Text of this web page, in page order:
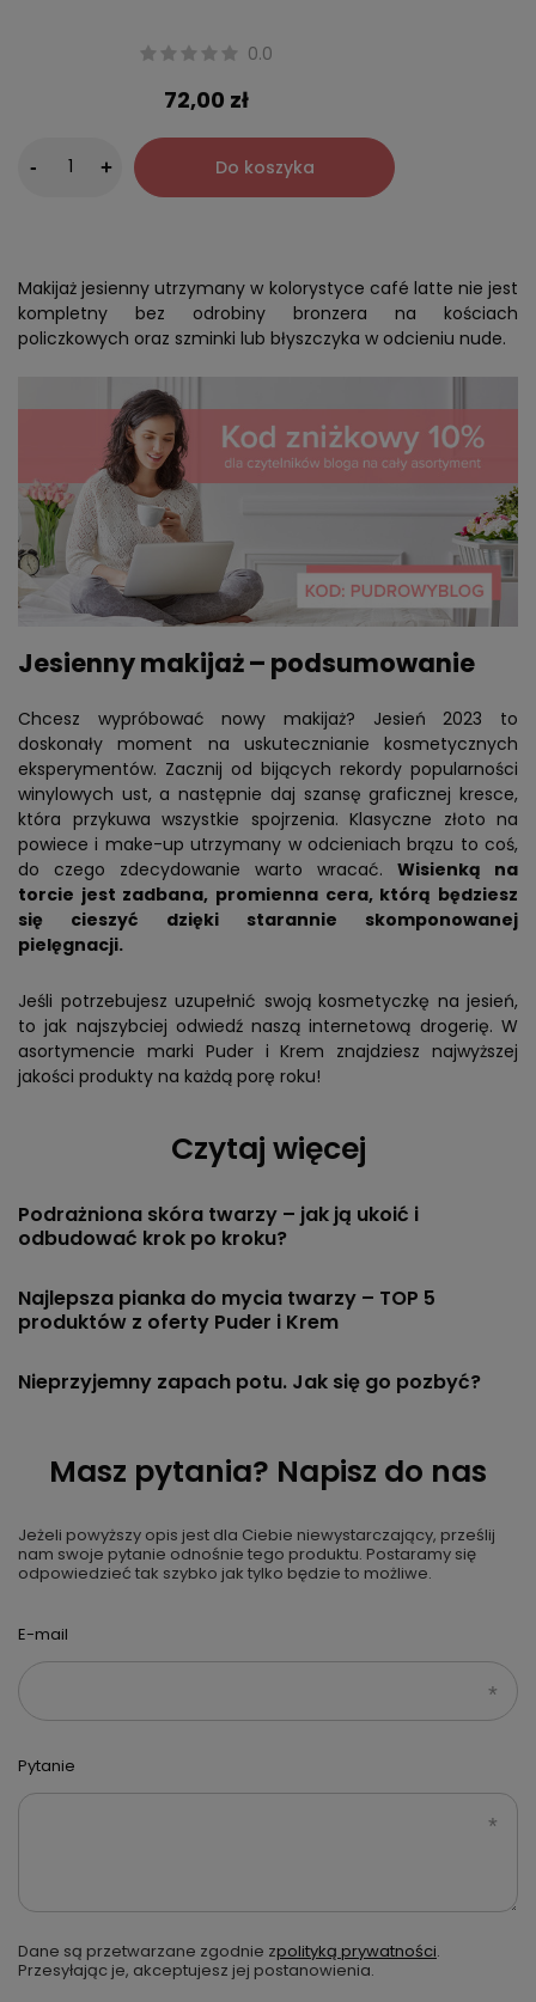
0.0
72,00 zł
- + Do koszyka
Makijaż jesienny utrzymany w kolorystyce café latte nie jest
kompletny bez odrobiny bronzera na kościach
policzkowych oraz szminki lub błyszczyka w odcieniu nude.
Jesienny makijaż – podsumowanie
Chcesz wypróbować nowy makijaż? Jesień 2023 to
doskonały moment na uskutecznianie kosmetycznych
eksperymentów. Zacznij od bijących rekordy popularności
winylowych ust, a następnie daj szansę graficznej kresce,
która przykuwa wszystkie spojrzenia. Klasyczne złoto na
powiece i make-up utrzymany w odcieniach brązu to coś,
do czego zdecydowanie warto wracać. Wisienką na
torcie jest zadbana, promienna cera, którą będziesz
się cieszyć dzięki starannie skomponowanej
pielęgnacji.
Jeśli potrzebujesz uzupełnić swoją kosmetyczkę na jesień,
to jak najszybciej odwiedź naszą internetową drogerię. W
asortymencie marki Puder i Krem znajdziesz najwyższej
jakości produkty na każdą porę roku!
Czytaj więcej
Podrażniona skóra twarzy – jak ją ukoić i
odbudować krok po kroku?
Najlepsza pianka do mycia twarzy – TOP 5
produktów z oferty Puder i Krem
Nieprzyjemny zapach potu. Jak się go pozbyć?
Masz pytania? Napisz do nas
Jeżeli powyższy opis jest dla Ciebie niewystarczający, prześlij
nam swoje pytanie odnośnie tego produktu. Postaramy się
odpowiedzieć tak szybko jak tylko będzie to możliwe.
E-mail
Pytanie
Dane są przetwarzane zgodnie zpolityką prywatności.
Przesyłając je, akceptujesz jej postanowienia.